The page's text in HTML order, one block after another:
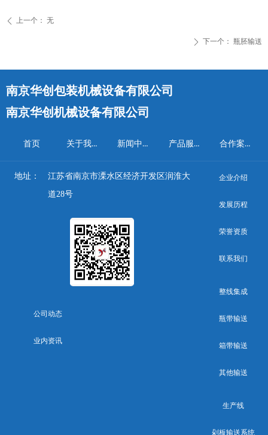
ꄴ 上一个： 无
ꄲ 下一个： 瓶胚输送
公司动态
业内资讯
首页 关于我们 新闻中心 产品服务 合作案例
整线集成
瓶带输送
箱带输送
其他输送
生产线
剁板输送系统
企业介绍
发展历程
荣誉资质
联系我们
地址：
江苏省南京市溧水区经济开发区润淮大
道28号
南京华创包装机械设备有限公司
南京华创机械设备有限公司